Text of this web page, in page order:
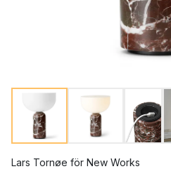
Lars Tornøe för New Works